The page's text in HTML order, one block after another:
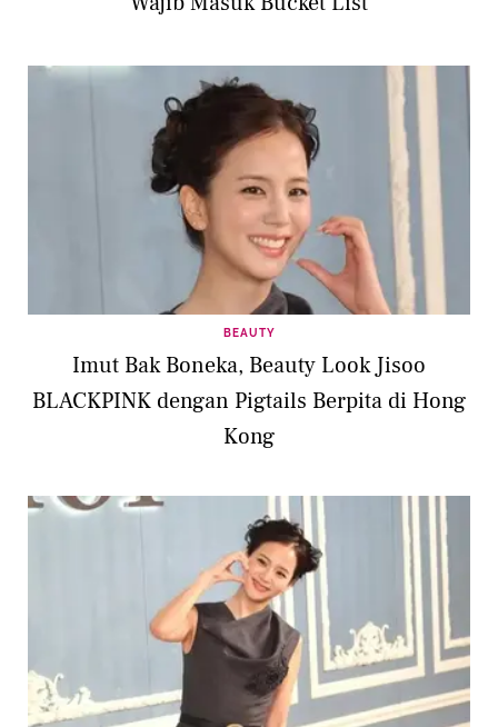
BEAUTY
Imut Bak Boneka, Beauty Look Jisoo
BLACKPINK dengan Pigtails Berpita di Hong
Kong